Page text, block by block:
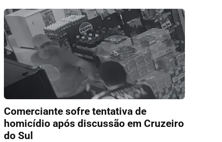
Comerciante sofre tentativa de
homicídio após discussão em Cruzeiro
do Sul